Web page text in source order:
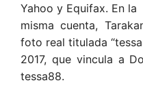
Yahoo y Equifax. En la
misma cuenta,
foto real titulada
2017, que vincula a
tessa88.